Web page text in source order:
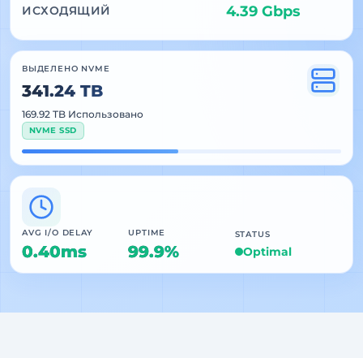
ИСХОДЯЩИЙ 4.39 Gbps
ВЫДЕЛЕНО NVME
341.24 TB
169.92 TB Использовано
NVME SSD
AVG I/O DELAY
0.40ms
UPTIME
99.9%
STATUS
Optimal